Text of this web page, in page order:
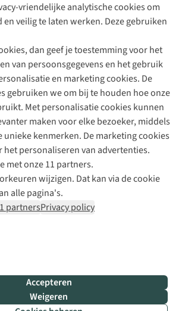
vriendelijke analytische cookies om
en veilig te laten werken. Deze gebruiken
dan geef je toestemming voor het
van persoonsgegevens en het gebruik
en marketing cookies. De
gebruiken we om bij te houden hoe onze
Met personalisatie cookies kunnen
maken voor elke bezoeker, middels
unieke kenmerken. De marketing cookies
het personaliseren van advertenties.
met onze 11 partners.
wijzigen. Dat kan via de cookie
alle pagina's.
partnersPrivacy policy
Accepteren
Weigeren
een Buitenexpert
88
Bever
B.V.